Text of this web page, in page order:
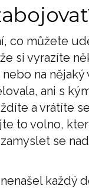
co můžete
si vyrazíte
na
ani s
a vrátíte
to volno,
se
každý